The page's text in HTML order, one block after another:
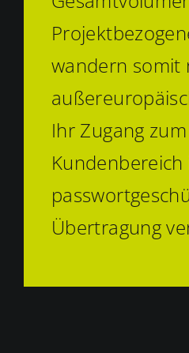
wandern somit
Ihr Zugang zum
Kundenbereich
Übertragung